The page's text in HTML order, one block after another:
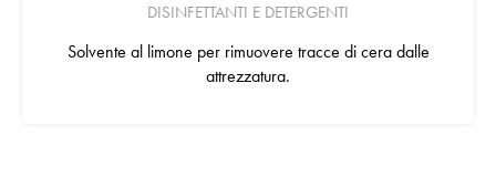
DISINFETTANTI E DETERGENTI
Solvente al limone per rimuovere tracce di cera dalle
attrezzatura.